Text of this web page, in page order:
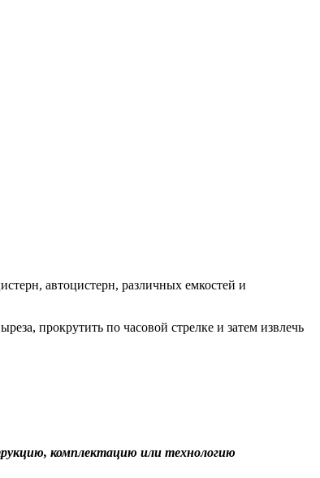
автоцистерн, различных емкостей и
прокрутить по часовой стрелке и затем извлечь
комплектацию или технологию